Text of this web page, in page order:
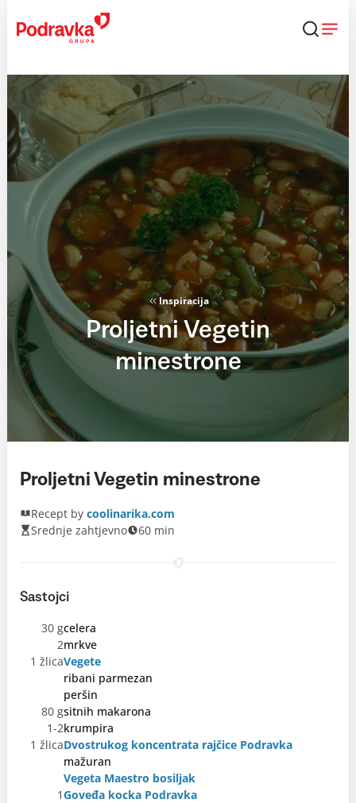
content
Inspiracija
Proljetni Vegetin
minestrone
Proljetni Vegetin minestrone
Recept by coolinarika.com
Srednje zahtjevno
60 min
Sastojci
30 gcelera
2mrkve
1 žlicaVegete
ribani parmezan
peršin
80 gsitnih makarona
1-2krumpira
1 žlicaDvostrukog koncentrata rajčice Podravka
mažuran
Vegeta Maestro bosiljak
1Goveđa kocka Podravka